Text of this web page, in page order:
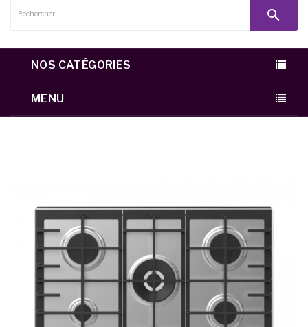
search
NOS CATÉGORIES
MENU